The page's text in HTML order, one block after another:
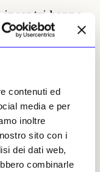
contenuti ed
media e per
inoltre
sito con i
dei dati web,
combinarle
incontri hanno
di Marinella
«There is
aprile 2026
Attorno
espositivo,
53 opere
«Make it
School of
si